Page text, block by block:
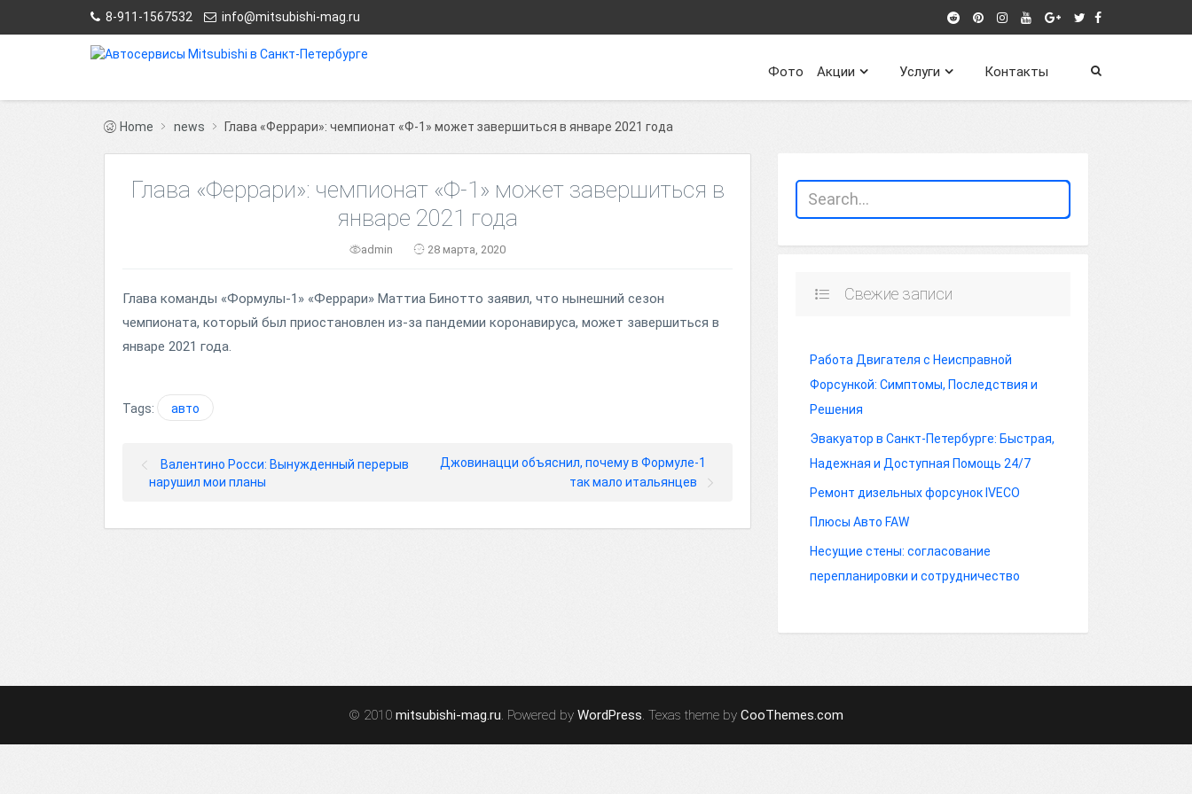
8-911-1567532 info@mitsubishi-mag.ru
Контакты
Услуги
Акции
Фото
Home news Глава «Феррари»: чемпионат «Ф-1» может завершиться в январе 2021 года
Глава «Феррари»: чемпионат «Ф-1» может завершиться в
январе 2021 года
admin 28 марта, 2020
Глава команды «Формулы-1» «Феррари» Маттиа Бинотто заявил, что нынешний сезон
чемпионата, который был приостановлен из-за пандемии коронавируса, может завершиться в
январе 2021 года.
Tags: авто
Валентино Росси: Вынужденный перерыв
нарушил мои планы
Джовинацци объяснил, почему в Формуле-1
так мало итальянцев
Свежие записи
Работа Двигателя с Неисправной
Форсункой: Симптомы, Последствия и
Решения
Эвакуатор в Санкт-Петербурге: Быстрая,
Надежная и Доступная Помощь 24/7
Ремонт дизельных форсунок IVECO
Плюсы Авто FAW
Несущие стены: согласование
перепланировки и сотрудничество
© 2010 mitsubishi-mag.ru. Powered by WordPress. Texas theme by CooThemes.com